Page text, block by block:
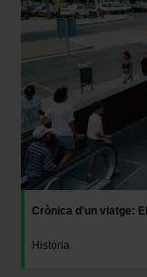
Crònica d'un viatge:
Història